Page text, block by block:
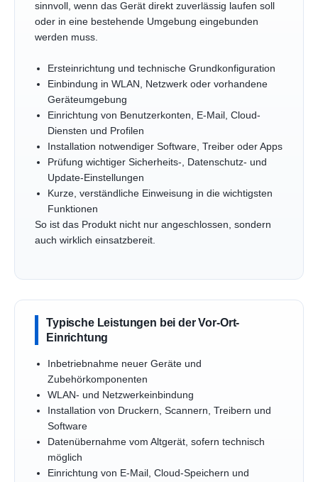
sinnvoll, wenn das Gerät direkt zuverlässig laufen soll
oder in eine bestehende Umgebung eingebunden
werden muss.
Ersteinrichtung und technische Grundkonfiguration
Einbindung in WLAN, Netzwerk oder vorhandene
Geräteumgebung
Einrichtung von Benutzerkonten, E-Mail, Cloud-
Diensten und Profilen
Installation notwendiger Software, Treiber oder Apps
Prüfung wichtiger Sicherheits-, Datenschutz- und
Update-Einstellungen
Kurze, verständliche Einweisung in die wichtigsten
Funktionen
So ist das Produkt nicht nur angeschlossen, sondern
auch wirklich einsatzbereit.
Typische Leistungen bei der Vor-Ort-
Einrichtung
Inbetriebnahme neuer Geräte und
Zubehörkomponenten
WLAN- und Netzwerkeinbindung
Installation von Druckern, Scannern, Treibern und
Software
Datenübernahme vom Altgerät, sofern technisch
möglich
Einrichtung von E-Mail, Cloud-Speichern und